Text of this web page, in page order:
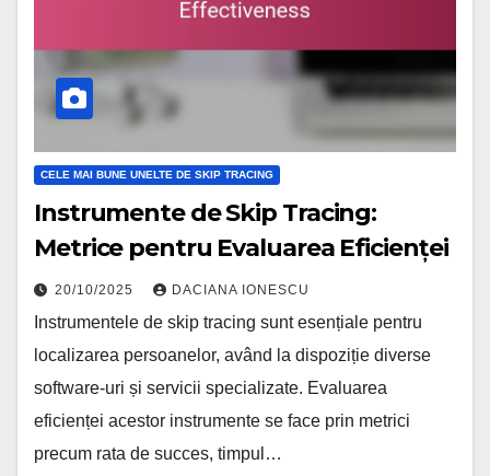
CELE MAI BUNE UNELTE DE SKIP TRACING
Instrumente de Skip Tracing:
Metrice pentru Evaluarea Eficienței
20/10/2025 DACIANA IONESCU
Instrumentele de skip tracing sunt esențiale pentru
localizarea persoanelor, având la dispoziție diverse
software-uri și servicii specializate. Evaluarea
eficienței acestor instrumente se face prin metrici
precum rata de succes, timpul…